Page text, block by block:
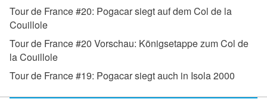
Tour de France #20: Pogacar siegt auf dem Col de la
Couillole
Tour de France #20 Vorschau: Königsetappe zum Col de
la Couillole
Tour de France #19: Pogacar siegt auch in Isola 2000